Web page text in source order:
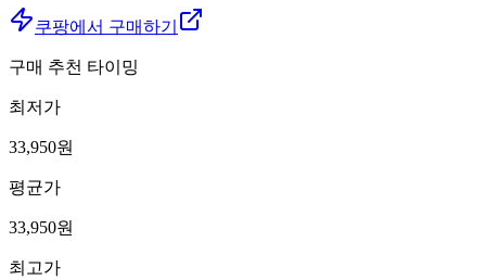
쿠팡에서 구매하기
구매 추천 타이밍
최저가
33,950원
평균가
33,950원
최고가